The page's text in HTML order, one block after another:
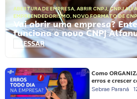
ABERTURA DE EMPRESA, ABRIR CNPJ,CNPJ
EMPREENDEDORISMO, NOVO FORMATO DE
Vai abrir uma empresa?
funciona o novo CNPJ
ACESSAR
Como
erros e crescer
Sebrae Paraná